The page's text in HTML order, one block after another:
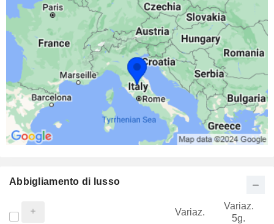
Abbigliamento di lusso
Variaz.
Variaz.
5g.